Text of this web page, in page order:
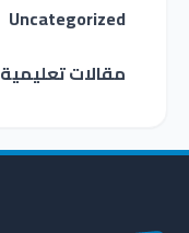
Uncategorized
مقالات تعليمية